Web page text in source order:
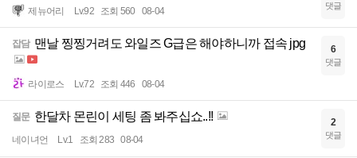
제뉴어리 Lv.92 조회 560 08-04 댓글
잡담 맨날 찡찡거려도 와일즈 G급은 해야하니까 접속 jpg
라이로스 Lv.72 조회 446 08-04
6
댓글
질문 한달차 몬린이 세팅 좀 봐주십쇼..!!
네이녀언 Lv.1 조회 283 08-04
2
댓글